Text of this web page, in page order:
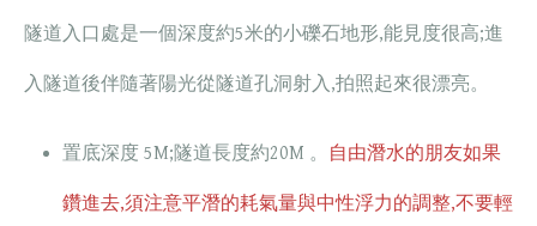
隧道入口處是一個深度約5米的小礫石地形,能見度很高;進
入隧道後伴隨著陽光從隧道孔洞射入,拍照起來很漂亮。
置底深度 5M;隧道長度約20M 。 自由潛水的朋友如果
鑽進去,須注意平潛的耗氣量與中性浮力的調整,不要輕